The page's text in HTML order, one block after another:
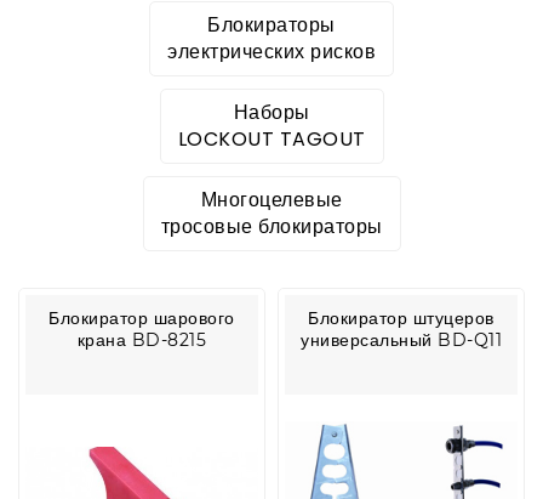
Блокираторы
электрических рисков
Наборы
LOCKOUT TAGOUT
Многоцелевые
тросовые блокираторы
Блокиратор шарового
крана BD-8215
Блокиратор штуцеров
универсальный BD-Q11